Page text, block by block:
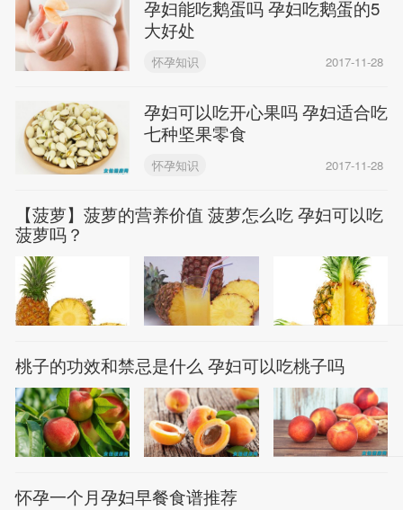
孕妇能吃鹅蛋吗 孕妇吃鹅蛋的5
大好处
怀孕知识 2017-11-28
孕妇可以吃开心果吗 孕妇适合吃
七种坚果零食
怀孕知识 2017-11-28
【菠萝】菠萝的营养价值 菠萝怎么吃 孕妇可以吃
菠萝吗？
桃子的功效和禁忌是什么 孕妇可以吃桃子吗
怀孕一个月孕妇早餐食谱推荐